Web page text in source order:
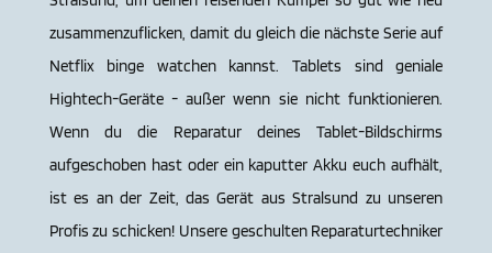
zusammenzuflicken, damit du gleich die nächste Serie auf
Netflix binge watchen kannst. Tablets sind geniale
Hightech-Geräte - außer wenn sie nicht funktionieren.
Wenn du die Reparatur deines Tablet-Bildschirms
aufgeschoben hast oder ein kaputter Akku euch aufhält,
ist es an der Zeit, das Gerät aus Stral­sund zu unseren
Profis zu schicken! Unsere geschulten Reparaturtechniker